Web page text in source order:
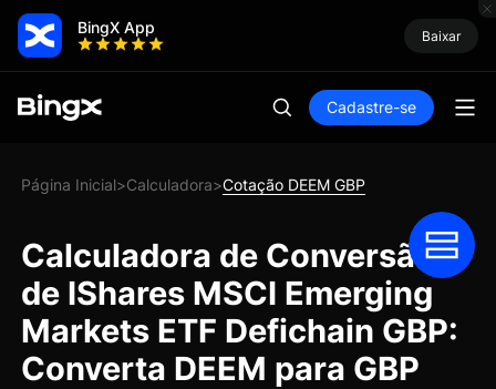
BingX App Baixar
Cadastre-se
Página Inicial>Calculadora>Cotação DEEM GBP
Calculadora de Conversão
de IShares MSCI Emerging
Markets ETF Defichain GBP:
Converta DEEM para GBP